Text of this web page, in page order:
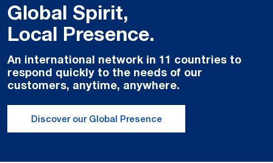
Global Spirit,
Local Presence.
An international network in 11 countries to
respond quickly to the needs of our
customers, anytime, anywhere.
Discover our Global Presence